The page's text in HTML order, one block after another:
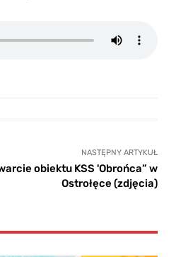
NASTĘPNY ARTYKUŁ
obiektu KSS 'Obrońca” w
Ostrołęce (zdjęcia)